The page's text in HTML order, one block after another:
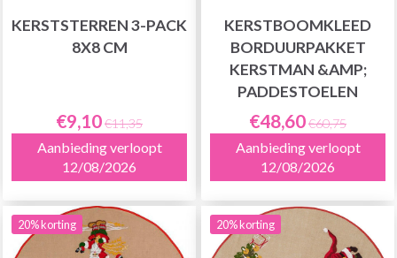
KERSTSTERREN 3-PACK
8X8 CM
€9,10€11,35
Aanbieding verloopt
12/08/2026
KERSTBOOMKLEED
BORDUURPAKKET
KERSTMAN &AMP;
PADDESTOELEN
€48,60€60,75
Aanbieding verloopt
12/08/2026
20% korting 20% korting